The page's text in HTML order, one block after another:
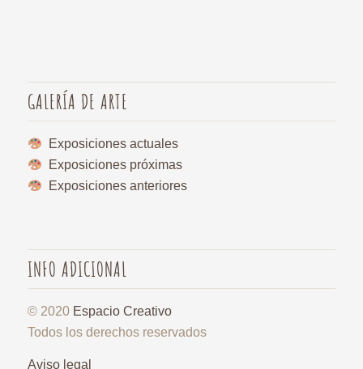
GALERÍA DE ARTE
Exposiciones actuales
Exposiciones próximas
Exposiciones anteriores
INFO ADICIONAL
© 2020 Espacio Creativo
Todos los derechos reservados
Aviso legal